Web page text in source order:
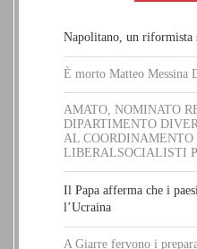
Napolitano, un riformista
È morto Matteo Messina
AMATO, NOMINATO
DIPARTIMENTO
AL
LIBERALSOCIALISTI
Il Papa afferma che i
l’Ucraina
A Giarre fervono i